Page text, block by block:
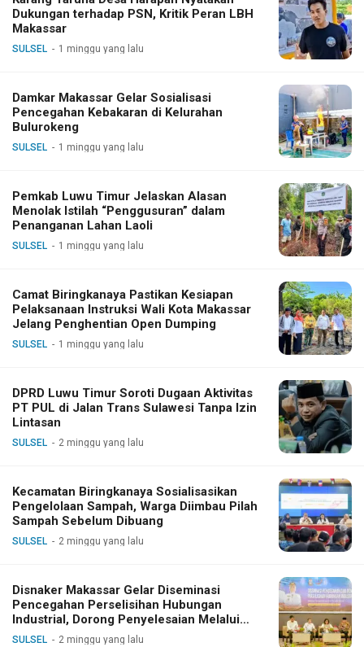
Dukungan terhadap PSN, Kritik Peran LBH
Makassar
SULSEL 1 minggu yang lalu
Damkar Makassar Gelar Sosialisasi
Pencegahan Kebakaran di Kelurahan
Bulurokeng
SULSEL 1 minggu yang lalu
Pemkab Luwu Timur Jelaskan Alasan
Menolak Istilah “Penggusuran” dalam
Penanganan Lahan Laoli
SULSEL 1 minggu yang lalu
Camat Biringkanaya Pastikan Kesiapan
Pelaksanaan Instruksi Wali Kota Makassar
Jelang Penghentian Open Dumping
SULSEL 1 minggu yang lalu
DPRD Luwu Timur Soroti Dugaan Aktivitas
PT PUL di Jalan Trans Sulawesi Tanpa Izin
Lintasan
SULSEL 2 minggu yang lalu
Kecamatan Biringkanaya Sosialisasikan
Pengelolaan Sampah, Warga Diimbau Pilah
Sampah Sebelum Dibuang
SULSEL 2 minggu yang lalu
Disnaker Makassar Gelar Diseminasi
Pencegahan Perselisihan Hubungan
Industrial, Dorong Penyelesaian Melalui
Dialog
SULSEL 2 minggu yang lalu